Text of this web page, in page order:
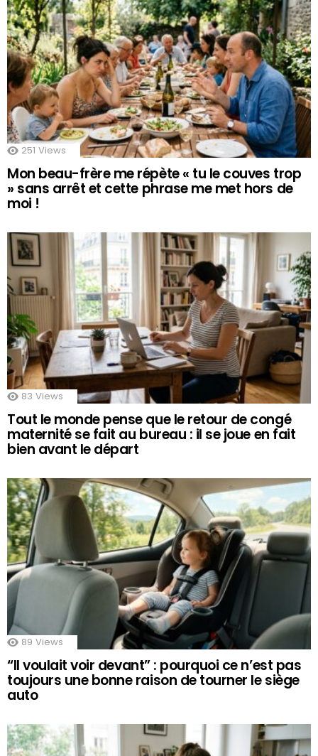
251 Views
Mon beau-frère me répète « tu le couves trop
» sans arrêt et cette phrase me met hors de
moi !
83 Views
Tout le monde pense que le retour de congé
maternité se fait au bureau : il se joue en fait
bien avant le départ
89 Views
“Il voulait voir devant” : pourquoi ce n’est pas
toujours une bonne raison de tourner le siège
auto